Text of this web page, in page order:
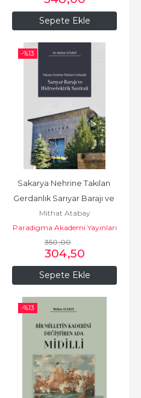
Sepete Ekle
-%13
Sepete Ekle
Sakarya Nehrine Takılan
Gerdanlık Sarıyar Barajı ve
Hidroelektrik Santrali
Mithat Atabay
Paradigma Akademi Yayınları
350,00
304,50
-%13